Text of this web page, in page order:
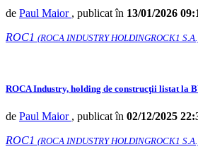
de Paul Maior , publicat în 13/01/2026
ROC1 (ROCA INDUSTRY HOLDINGROCK1
ROCA Industry, holding de construcţii listat la
de Paul Maior , publicat în 02/12/2025
ROC1 (ROCA INDUSTRY HOLDINGROCK1